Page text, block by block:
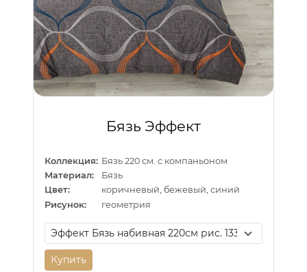
Бязь Эффект
Коллекция: Бязь 220 см. с компаньоном
Материал:
Бязь
Цвет:
коричневый, бежевый, синий
Рисунок:
геометрия
Купить